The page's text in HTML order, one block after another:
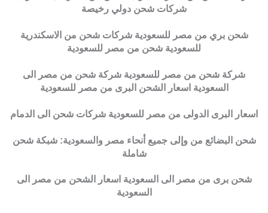
شركات شحن دولي رخيصة
شحن بري من مصر للسعودية شركات شحن من الاسكندرية
للسعودية شحن من مصر للسعودية
شركة شحن من مصر للسعودية شركة شحن من مصر الى
السعودية اسعار الشحن البرى من مصر للسعودية
اسعار البرى الدولى من مصر للسعودية شركات شحن الى الدمام
شحن البضائع من وإلى جميع أنحاء مصر والسعودية: شبكة شحن
شاملة
شحن برى من مصر الى السعودية اسعار الشحن من مصر الى
السعودية